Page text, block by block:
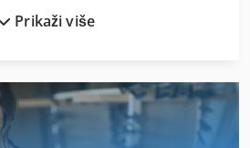
Prikaži više